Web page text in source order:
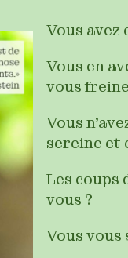
Vous avez
Vous en
vous
Vous
sereine et
Les coups
vous ?
Vous vous